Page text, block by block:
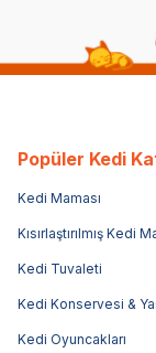
Popüler Kedi
Kedi Maması
Kısırlaştırılmış Kedi
Kedi Tuvaleti
Kedi Konservesi &
Kedi Oyuncakları